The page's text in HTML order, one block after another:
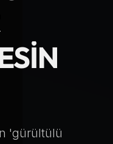
'gürültülü